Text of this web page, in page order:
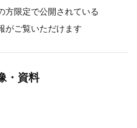
方限定で公開されている
がご覧いただけます
・資料